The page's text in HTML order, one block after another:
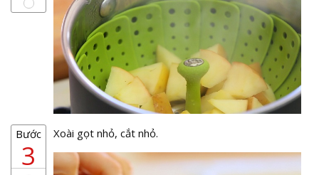
Bước
3
Xoài gọt nhỏ, cắt nhỏ.